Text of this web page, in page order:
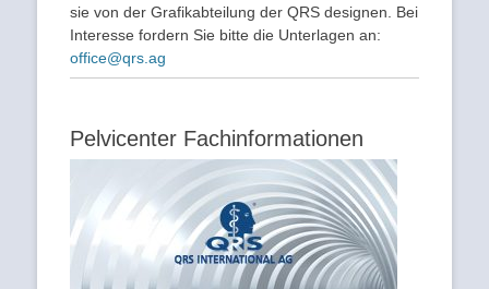
sie von der Grafikabteilung der QRS designen. Bei
Interesse fordern Sie bitte die Unterlagen an:
office@qrs.ag
Pelvicenter Fachinformationen